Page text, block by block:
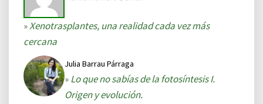
»Xenotrasplantes, una realidad cada vez más
cercana
Julia Barrau Párraga
»Lo que no sabías de la fotosíntesis I.
Origen y evolución.